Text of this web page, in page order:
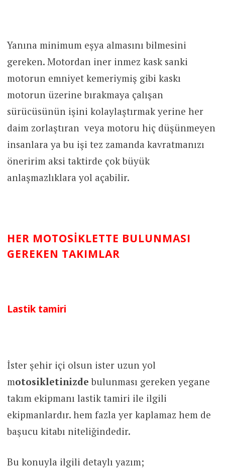
Yanına minimum eşya almasını bilmesini
gereken. Motordan iner inmez kask sanki
motorun emniyet kemeriymiş gibi kaskı
motorun üzerine bırakmaya çalışan
sürücüsünün işini kolaylaştırmak yerine her
daim zorlaştıran veya motoru hiç düşünmeyen
insanlara ya bu işi tez zamanda kavratmanızı
öneririm aksi taktirde çok büyük
anlaşmazlıklara yol açabilir.
HER MOTOSIKLETTE BULUNMASI
GEREKEN TAKIMLAR
Lastik tamiri
İster şehir içi olsun ister uzun yol
motosikletinizde bulunması gereken yegane
takım ekipmanı lastik tamiri ile ilgili
ekipmanlardır. hem fazla yer kaplamaz hem de
başucu kitabı niteliğindedir.
Bu konuyla ilgili detaylı yazım;